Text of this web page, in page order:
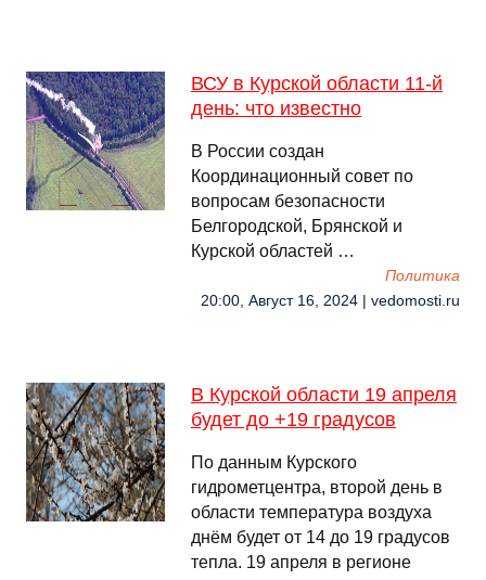
ВСУ в Курской области 11-й
день: что известно
В России создан
Координационный совет по
вопросам безопасности
Белгородской, Брянской и
Курской областей …
Политика
20:00, Август 16, 2024 | vedomosti.ru
В Курской области 19 апреля
будет до +19 градусов
По данным Курского
гидрометцентра, второй день в
области температура воздуха
днём будет от 14 до 19 градусов
тепла. 19 апреля в регионе